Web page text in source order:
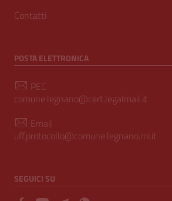
Contatti
POSTA ELETTRONICA
PEC
comune.legnano@cert.legalmail.it
Email
uff.protocollo@comune.legnano.mi.it
SEGUICI SU